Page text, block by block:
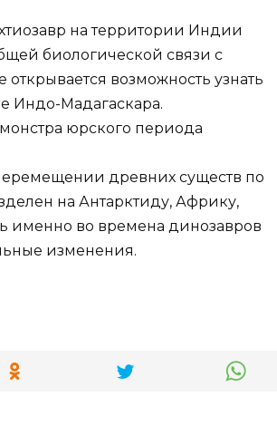
на территории Индии
биологической связи с
возможность узнать
Индо-Мадагаскара.
древних существ по
на Антарктиду, Африку,
именно во времена динозавров
изменения.